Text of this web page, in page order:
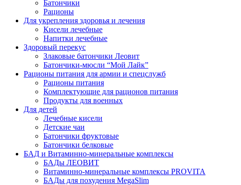
Батончики
Рационы
Для укрепления здоровья и лечения
Кисели лечебные
Напитки лечебные
Здоровый перекус
Злаковые батончики Леовит
Батончики-мюсли “Мой Лайк”
Рационы питания для армии и спецслужб
Рационы питания
Комплектующие для рационов питания
Продукты для военных
Для детей
Лечебные кисели
Детские чаи
Батончики фруктовые
Батончики белковые
БАД и Витаминно-минеральные комплексы
БАДы ЛЕОВИТ
Витаминно-минеральные комплексы PROVITA
БАДы для похудения MegaSlim